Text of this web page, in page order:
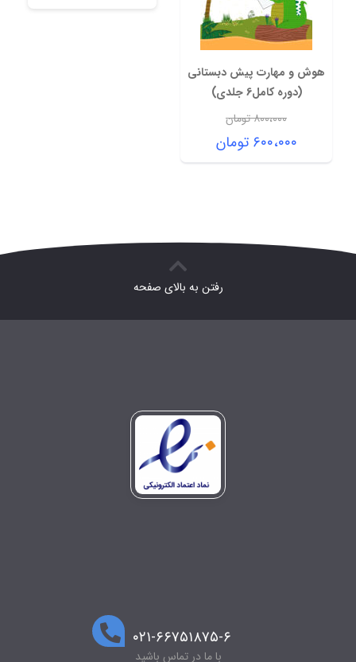
هوش و مهارت پیش دبستانی
(دوره کامل6 جلدی)
۸۰۰،۰۰۰تومان
قیمت
اصلی:
۶۰۰،۰۰۰ تومان
قیمت
رفتن به بالای صفحه
۰۲۱-۶۶۷۵۱۸۷۵-۶
با ما در تماس باشید